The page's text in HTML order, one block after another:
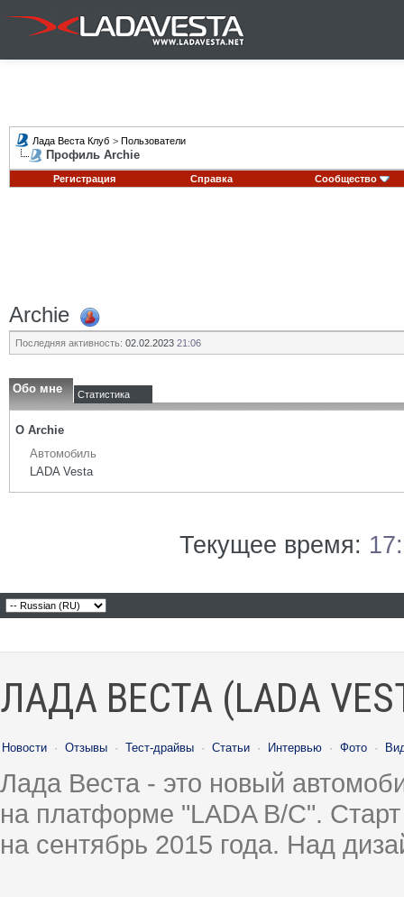
Лада Веста Клуб > Пользователи
Профиль Archie
Регистрация Справка Сообщество
Archie
Последняя активность: 02.02.2023 21:06
Обо мне Статистика
О Archie
Автомобиль
LADA Vesta
Текущее время:
ЛАДА ВЕСТА (LADA
Новости · Отзывы · Тест-драйвы · Статьи · Интервью · Фото ·
Лада Веста - это новый
на платформе "LADA B/C".
на сентябрь 2015 года. Над